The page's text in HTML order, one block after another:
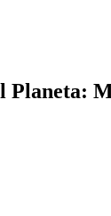
Planeta: